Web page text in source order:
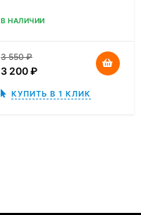
В НАЛИЧИИ
3 550₽
3 200₽
КУПИТЬ В 1 КЛИК